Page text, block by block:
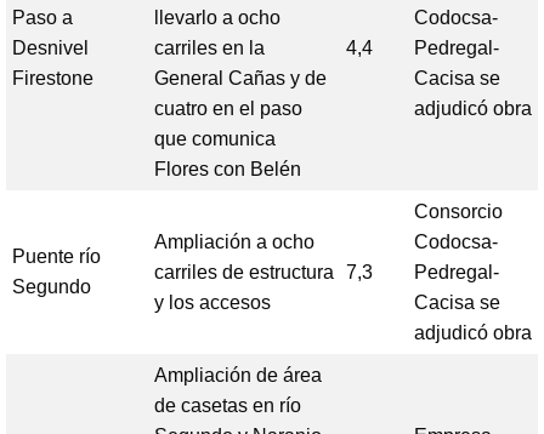
Paso a
Desnivel
Firestone
llevarlo a ocho
carriles en la
General Cañas y de
cuatro en el paso
que comunica
Flores con Belén
4,4
Codocsa-
Pedregal-
Cacisa se
adjudicó obra
Puente río
Segundo
Ampliación a ocho
carriles de estructura
y los accesos
7,3
Consorcio
Codocsa-
Pedregal-
Cacisa se
adjudicó obra
Ampliación de área
de casetas en río